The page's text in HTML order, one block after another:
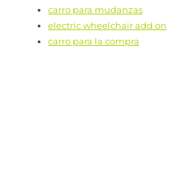
carro para mudanzas
electric wheelchair add on
carro para la compra